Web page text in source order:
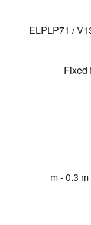
ELPLP71 /
Fixed